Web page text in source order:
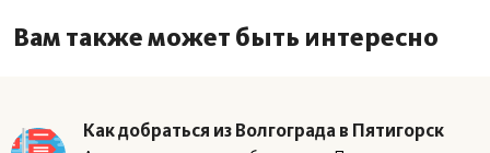
Вам также может быть интересно
Как добраться из Волгограда в Пятигорск